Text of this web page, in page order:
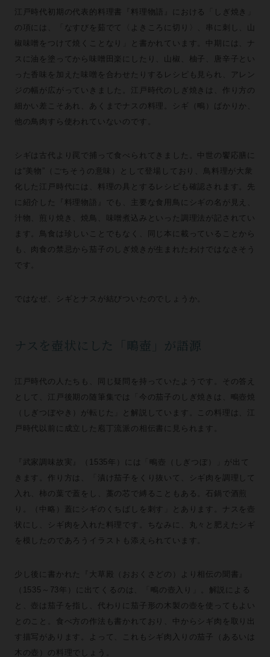
江戸時代初期の代表的料理書『料理物語』における「しぎ焼き」
の項には、「なすびを茹でて〈よきころに切り〉、串に刺し、山
椒味噌をつけて焼くことなり」と書かれています。中期には、ナ
スに油を塗ってから味噌田楽にしたり、山椒、柚子、唐辛子とい
った香味を加えた味噌を合わせたりするレシピも見られ、アレン
ジの幅が広がっていきました。江戸時代のしぎ焼きは、作り方の
細かい差こそあれ、あくまでナスの料理。シギ（鴫）ばかりか、
他の鳥肉すら使われていないのです。
シギは古代より罠で捕って食べられてきました。中世の饗応膳に
は“美物”（ごちそうの意味）として登場しており、鳥料理が大衆
化した江戸時代には、料理の具とするレシピも確認されます。先
に紹介した『料理物語』でも、主要な食用鳥にシギの名が見え、
汁物、煎り焼き、焼鳥、味噌煮込みといった調理法が記されてい
ます。鳥食は珍しいことでもなく、同じ本に載っていることから
も、肉食の禁忌から茄子のしぎ焼きが生まれたわけではなさそう
です。
ではなぜ、シギとナスが結びついたのでしょうか。
ナスを壺状にした「鴫壺」が語源
江戸時代の人たちも、同じ疑問を持っていたようです。その答え
として、江戸後期の随筆集では「今の茄子のしぎ焼きは、鴫壺焼
（しぎつぼやき）が転じた」と解説しています。この料理は、江
戸時代以前に成立した庖丁流派の相伝書に見られます。
『武家調味故実』（1535年）には「鴫壺（しぎつぼ）」が出て
きます。作り方は、「漬け茄子をくり抜いて、シギ肉を調理して
入れ、柿の葉で蓋をし、藁の芯で縛ることもある。石鍋で酒煎
り。（中略）蓋にシギのくちばしを刺す」とあります。ナスを壺
状にし、シギ肉を入れた料理です。ちなみに、丸々と肥えたシギ
を模したのであろうイラストも添えられています。
少し後に書かれた『大草殿（おおくさどの）より相伝の聞書』
（1535～73年）に出てくるのは、「鴫の壺入り」。解説による
と、壺は茄子を指し、代わりに茄子形の木製の壺を使ってもよい
とのこと。食べ方の作法も書かれており、中からシギ肉を取り出
す描写があります。よって、これもシギ肉入りの茄子（あるいは
木の壺）の料理でしょう。